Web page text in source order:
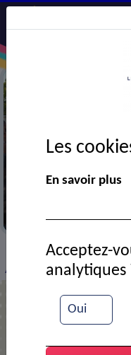
> VIE
Apiculteur à l'école
Les
En savoir plus
Oui
Acceptez-
analytiques